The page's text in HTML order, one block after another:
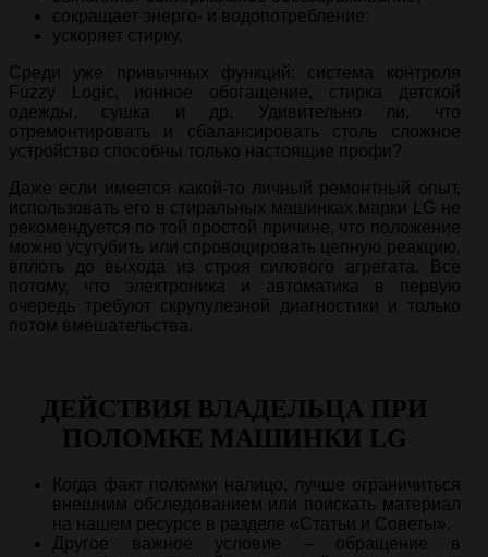
сокращает энерго- и водопотребление;
ускоряет стирку.
Среди уже привычных функций: система контроля
Fuzzy Logic, ионное обогащение, стирка детской
одежды, сушка и др. Удивительно ли, что
отремонтировать и сбалансировать столь сложное
устройство способны только настоящие профи?
Даже если имеется какой-то личный ремонтный опыт,
использовать его в стиральных машинках марки LG не
рекомендуется по той простой причине, что положение
можно усугубить или спровоцировать цепную реакцию,
вплоть до выхода из строя силового агрегата. Все
потому, что электроника и автоматика в первую
очередь требуют скрупулезной диагностики и только
потом вмешательства.
ДЕЙСТВИЯ ВЛАДЕЛЬЦА ПРИ
ПОЛОМКЕ МАШИНКИ LG
Когда факт поломки налицо, лучше ограничиться
внешним обследованием или поискать материал
на нашем ресурсе в разделе «Статьи и Советы».
Другое важное условие – обращение в